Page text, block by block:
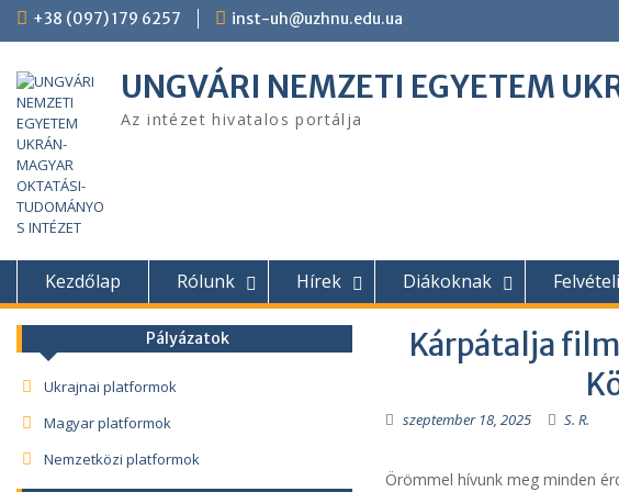
Skip +38 (097) 179 6257 inst-uh@uzhnu.edu.ua
UNGVÁRI NEMZETI EGYETEM
Az intézet hivatalos portálja
Kezdőlap Rólunk Hírek Diákoknak
Kárpátalja
szeptember 18, 2025 S. R.
Örömmel hívunk meg minden
Pályázatok
Ukrajnai platformok
Magyar platformok
Nemzetközi platformok